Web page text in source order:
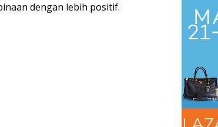
dengan lebih positif.